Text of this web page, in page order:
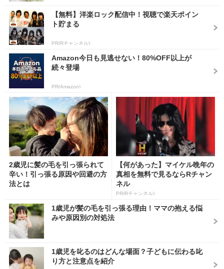
【無料】洋楽ロック配信中！視聴で楽天ポイン
ト貯まる
PR(Rチャンネル)
Amazon今日も見逃せない！80%OFF以上が
続々登場
PR(Amazon)
2歳児に髪の毛を引っ張られて
辛い！引っ張る原因や回避の方
法とは
【何があった】マイケル晩年の
真相を無料で見るならRチャン
ネル
PR(Rチャンネル)
1歳児が髪の毛を引っ張る理由！ママの抱える悩
みや原因別の対処法
1歳児を叱るのはどんな場面？子どもに伝わる叱
り方と注意点を紹介